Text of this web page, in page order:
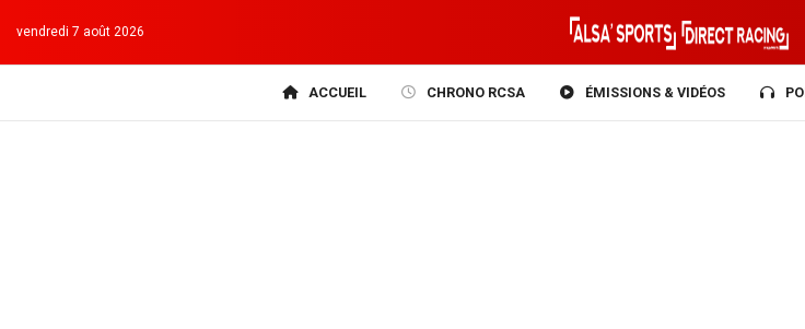
vendredi 7 août 2026
ACCUEIL CHRONO RCSA ÉMISSIONS & VIDÉOS